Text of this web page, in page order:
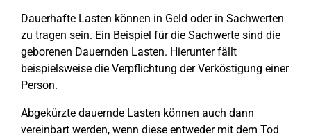
Dauerhafte Lasten können in Geld oder in Sachwerten
zu tragen sein. Ein Beispiel für die Sachwerte sind die
geborenen Dauernden Lasten. Hierunter fällt
beispielsweise die Verpflichtung der Verköstigung einer
Person.
Abgekürzte dauernde Lasten können auch dann
vereinbart werden, wenn diese entweder mit dem Tod